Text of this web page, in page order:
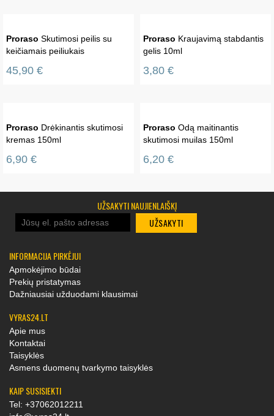
Proraso Skutimosi peilis su
keičiamais peiliukais
45,90 €
Proraso Kraujavimą stabdantis
gelis 10ml
3,80 €
Proraso Drėkinantis skutimosi
kremas 150ml
6,90 €
Proraso Odą maitinantis
skutimosi muilas 150ml
6,20 €
UŽSAKYTI NAUJIENLAIŠKĮ
UŽSAKYTI
INFORMACIJA PIRKĖJUI
Apmokėjimo būdai
Prekių pristatymas
Dažniausiai užduodami klausimai
VYRAS24.LT
Apie mus
Kontaktai
Taisyklės
Asmens duomenų tvarkymo taisyklės
KAIP SUSISIEKTI
Tel: +37062012211